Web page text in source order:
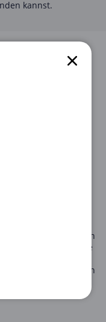
kannst.
in der
Vielzahl von
bis hin zu Tablets,
zur
Acer-Gutscheine,
Geld zu sparen.
es zum idealen
es für Geschäfts-,
High-End-
Desktops,
und Sie können
indem Sie unsere
Gutschein, kopieren
Shop von Acer. So
Seite und suchen